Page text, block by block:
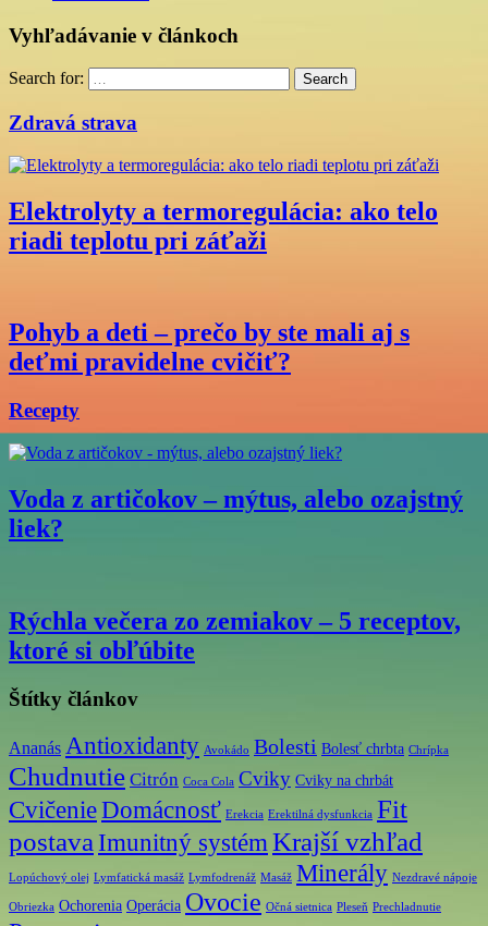
Vyhľadávanie v článkoch
Search for: Search
Zdravá strava
Elektrolyty a termoregulácia: ako telo
riadi teplotu pri záťaži
Pohyb a deti – prečo by ste mali aj s
deťmi pravidelne cvičiť?
Recepty
Voda z artičokov – mýtus, alebo ozajstný
liek?
Rýchla večera zo zemiakov – 5 receptov,
ktoré si obľúbite
Štítky článkov
Ananás Antioxidanty Avokádo Bolesti Bolesť chrbta Chrípka
Chudnutie Citrón Coca Cola Cviky Cviky na chrbát
CvičenieDomácnosť Erekcia Erektilná dysfunkcia Fit
postavaImunitný systémKrajší vzhľad
Lopúchový olej Lymfatická masáž Lymfodrenáž Masáž Minerály Nezdravé nápoje
Obriezka Ochorenia Operácia Ovocie Očná sietnica Pleseň Prechladnutie